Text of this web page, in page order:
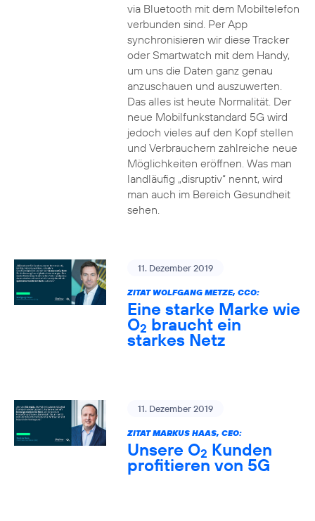
via Bluetooth mit dem Mobiltelefon
verbunden sind. Per App
synchronisieren wir diese Tracker
oder Smartwatch mit dem Handy,
um uns die Daten ganz genau
anzuschauen und auszuwerten.
Das alles ist heute Normalität. Der
neue Mobilfunkstandard 5G wird
jedoch vieles auf den Kopf stellen
und Verbrauchern zahlreiche neue
Möglichkeiten eröffnen. Was man
landläufig „disruptiv“ nennt, wird
man auch im Bereich Gesundheit
sehen.
11. Dezember 2019
ZITAT WOLFGANG METZE, CCO:
Eine starke Marke wie
O2 braucht ein
starkes Netz
11. Dezember 2019
ZITAT MARKUS HAAS, CEO:
Unsere O2 Kunden
profitieren von 5G